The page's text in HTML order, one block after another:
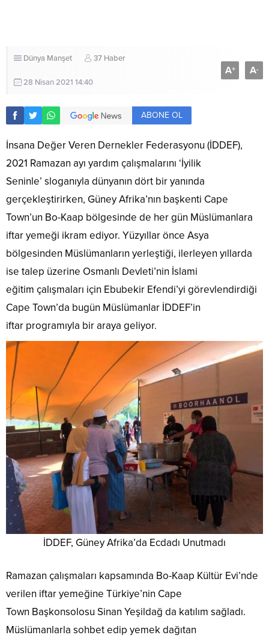
Dünya Manşet 37 Haber
28 Nisan 2021 14:40
A+ A-
ABONE OL
İnsana Değer Veren Dernekler Federasyonu (İDDEF),
2021 Ramazan ayı yardım çalışmalarını ‘İyilik
Seninle’ sloganıyla dünyanın dört bir yanında
gerçekleştirirken, Güney Afrika’nın başkenti Cape
Town’un Bo-Kaap bölgesinde de her gün Müslümanlara
iftar yemeği ikram ediyor. Yüzyıllar önce Asya
bölgesinden Müslümanların yerleştiği, ilerleyen yıllarda
ise talep üzerine Osmanlı Devleti’nin İslami
eğitim çalışmaları için Ebubekir Efendi’yi görevlendirdiği
Cape Town’da bugün Müslümanlar İDDEF’in
iftar programıyla bir araya geliyor.
İDDEF, Güney Afrika’da Ecdadı Unutmadı
Ramazan çalışmaları kapsamında Bo-Kaap Kültür Evi’nde
verilen iftar yemeğine Türkiye’nin Cape
Town Başkonsolosu Sinan Yeşildağ da katılım sağladı.
Müslümanlarla sohbet edip yemek dağıtan